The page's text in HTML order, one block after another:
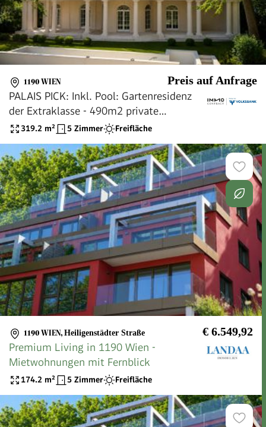
1190 WIEN Preis auf Anfrage
PALAIS PICK: Inkl. Pool: Gartenresidenz
der Extraklasse - 490m2 private
Grünfläche - EINMALIG
319.2 m² 5 Zimmer Freifläche
1190 WIEN, Heiligenstädter Straße € 6.549,92
Premium Living in 1190 Wien -
Mietwohnungen mit Fernblick
174.2 m² 5 Zimmer Freifläche